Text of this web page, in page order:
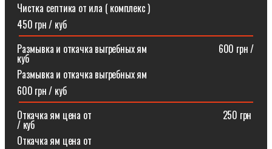
Чистка септика от ила ( комплекс )
450 грн / куб
Размывка и откачка выгребных ям⠀⠀⠀⠀⠀⠀⠀⠀⠀⠀600 грн /
куб
Размывка и откачка выгребных ям
600 грн / куб
Откачка ям цена от ⠀⠀⠀⠀⠀⠀⠀⠀⠀⠀⠀⠀⠀⠀⠀⠀⠀⠀250 грн
/ куб
Откачка ям цена от